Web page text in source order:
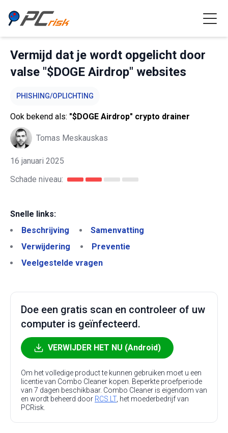
Vermijd dat je wordt opgelicht door
valse "$DOGE Airdrop" websites
PHISHING/OPLICHTING
Ook bekend als: "$DOGE Airdrop" crypto drainer
Tomas Meskauskas
16 januari 2025
Schade niveau:
Snelle links:
Beschrijving
Samenvatting
Verwijdering
Preventie
Veelgestelde vragen
Doe een gratis scan en controleer of uw
computer is geïnfecteerd.
VERWIJDER HET NU (Android)
Om het volledige product te kunnen gebruiken moet u een
licentie van Combo Cleaner kopen. Beperkte proefperiode
van 7 dagen beschikbaar. Combo Cleaner is eigendom van
en wordt beheerd door RCS LT, het moederbedrijf van
PCRisk.